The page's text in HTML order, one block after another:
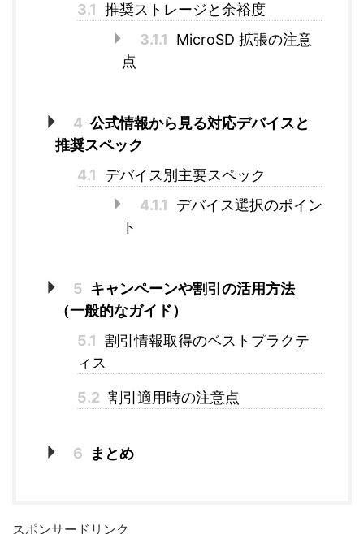
3.1 推奨ストレージと余裕度
3.1.1
MicroSD 拡張の注意
点
4 公式情報から見る対応デバイスと
推奨スペック
4.1
デバイス別主要スペック
4.1.1
デバイス選択のポイン
ト
5 キャンペーンや割引の活用方法
（一般的なガイド）
5.1 割引情報取得のベストプラクテ
ィス
5.2 割引適用時の注意点
6 まとめ
スポンサードリンク